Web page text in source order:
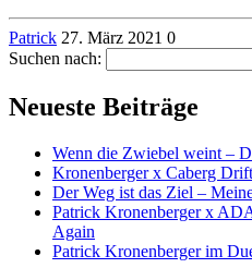
Patrick 27. März 2021 0
Suchen nach:
Neueste Beiträge
Wenn die Zwiebel weint –
Kronenberger x Caberg
Der Weg ist das Ziel –
Patrick Kronenberger x
Again
Patrick Kronenberger im